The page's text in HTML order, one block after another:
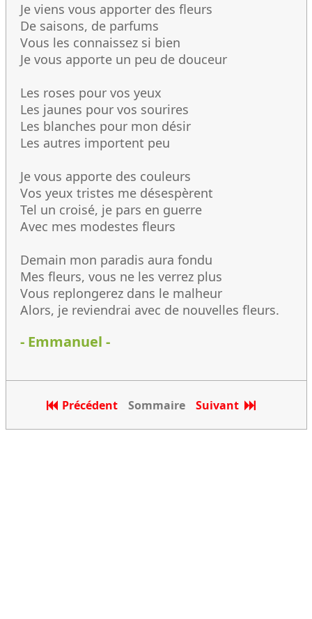
Je viens vous apporter des fleurs
De saisons, de parfums
Vous les connaissez si bien
Je vous apporte un peu de douceur
Les roses pour vos yeux
Les jaunes pour vos sourires
Les blanches pour mon désir
Les autres importent peu
Je vous apporte des couleurs
Vos yeux tristes me désespèrent
Tel un croisé, je pars en guerre
Avec mes modestes fleurs
Demain mon paradis aura fondu
Mes fleurs, vous ne les verrez plus
Vous replongerez dans le malheur
Alors, je reviendrai avec de nouvelles fleurs.
- Emmanuel -
Précédent Sommaire Suivant